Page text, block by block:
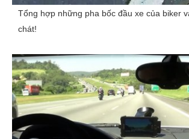
Tổng hợp những pha bốc đầu xe của biker
chát!